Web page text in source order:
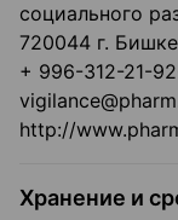
социального
720044 г.
+ 996-312-21-
http://
Хранение и